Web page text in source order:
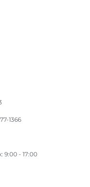
1366
9:00 - 17:00